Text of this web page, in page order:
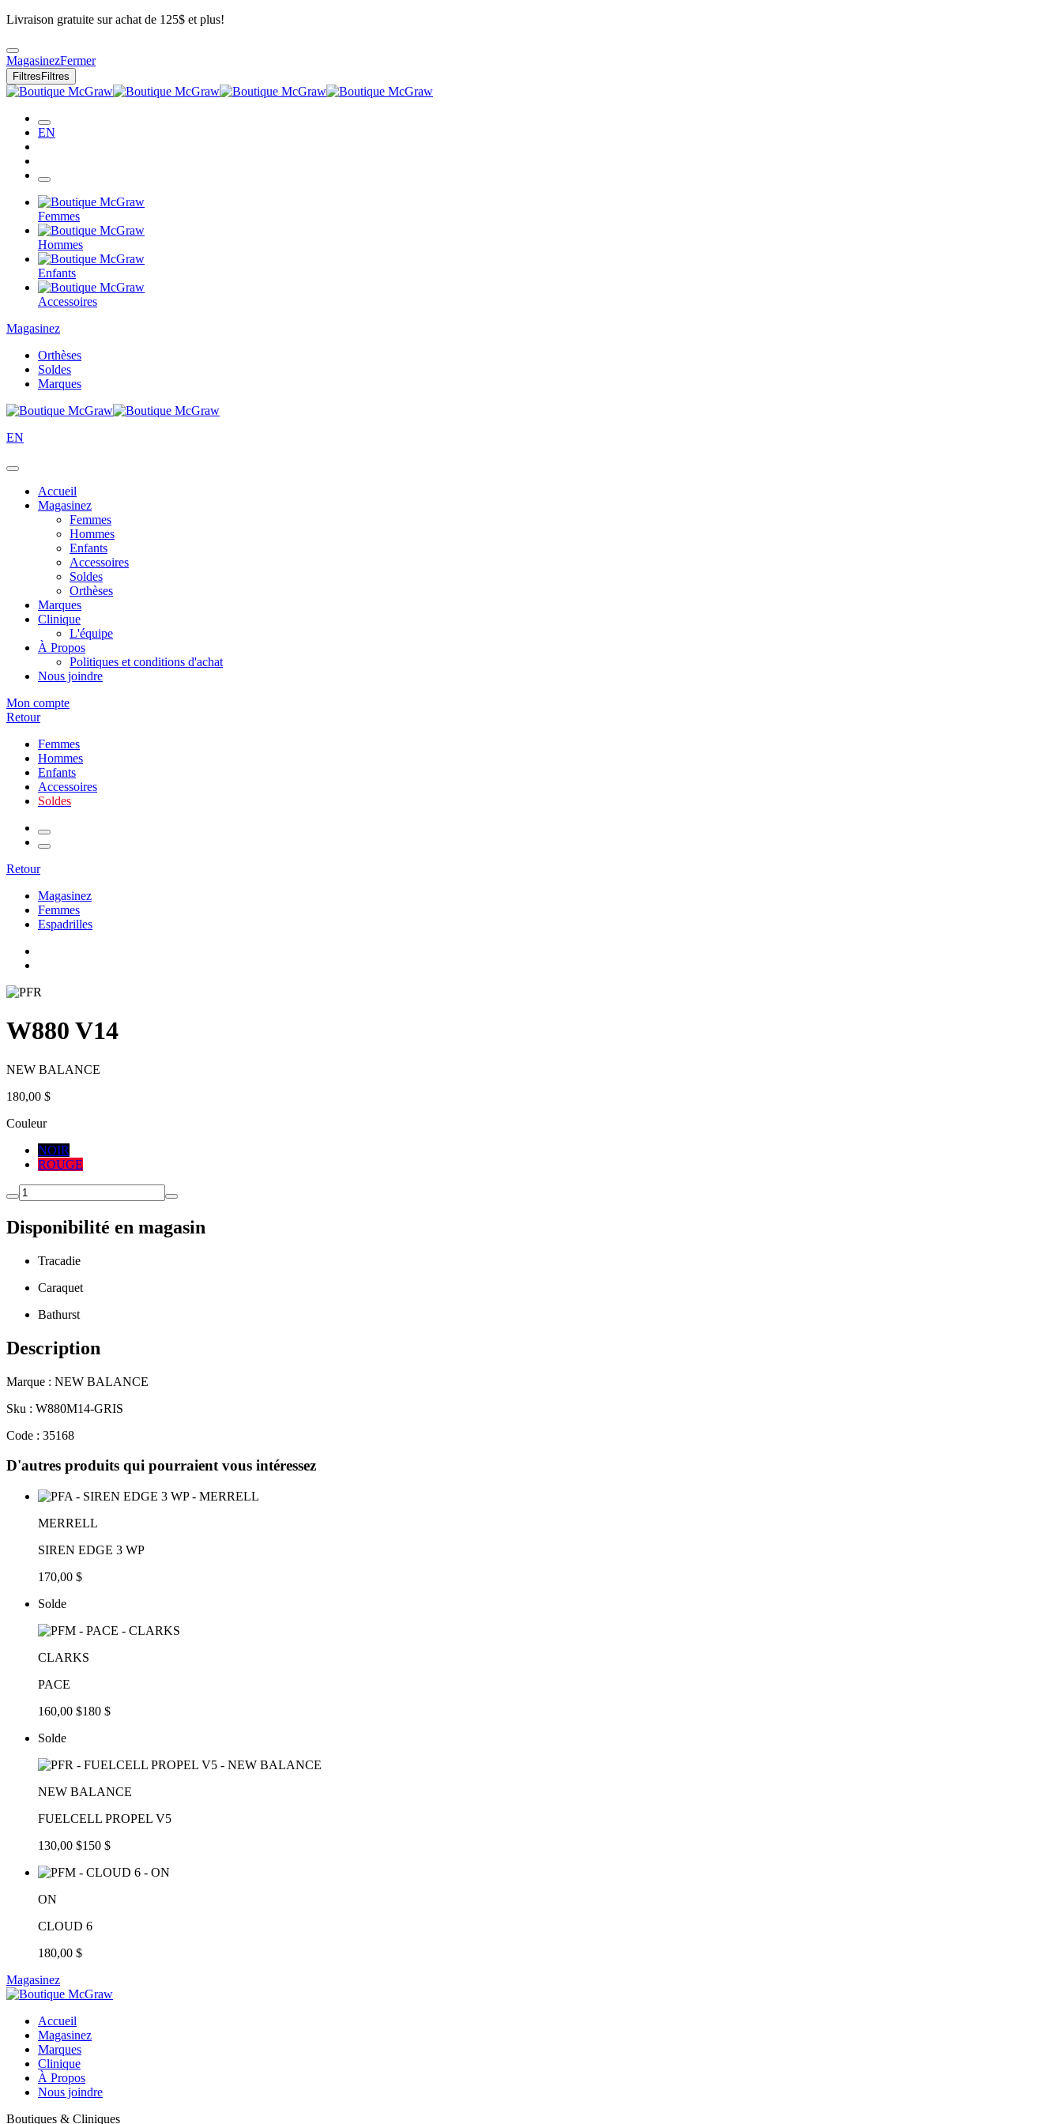
Livraison gratuite sur achat de 125$ et plus!
MagasinezFermer
Filtres Filtres
EN
Femmes
Hommes
Enfants
Accessoires
Magasinez
Orthèses
Soldes
Marques
EN
Accueil
Magasinez
Femmes
Hommes
Enfants
Accessoires
Soldes
Orthèses
Marques
Clinique
L'équipe
À Propos
Politiques et conditions d'achat
Nous joindre
Mon compte
Retour
Femmes
Hommes
Enfants
Accessoires
Soldes
Retour
Magasinez
Femmes
Espadrilles
W880 V14
NEW BALANCE
180,00 $
Couleur
NOIR
ROUGE
Disponibilité en magasin
Tracadie
Caraquet
Bathurst
Description
Marque : NEW BALANCE
Sku : W880M14-GRIS
Code : 35168
D'autres produits qui pourraient vous intéressez
MERRELL
SIREN EDGE 3 WP
170,00 $
Solde
CLARKS
PACE
160,00 $180 $
Solde
NEW BALANCE
FUELCELL PROPEL V5
130,00 $150 $
ON
CLOUD 6
180,00 $
Magasinez
Accueil
Magasinez
Marques
Clinique
À Propos
Nous joindre
Boutiques & Cliniques